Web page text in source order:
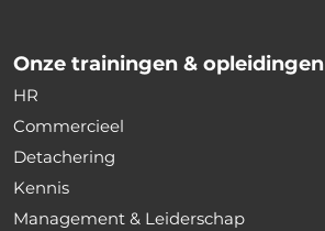
Onze trainingen & opleidingen
HR
Commercieel
Detachering
Kennis
Management & Leiderschap